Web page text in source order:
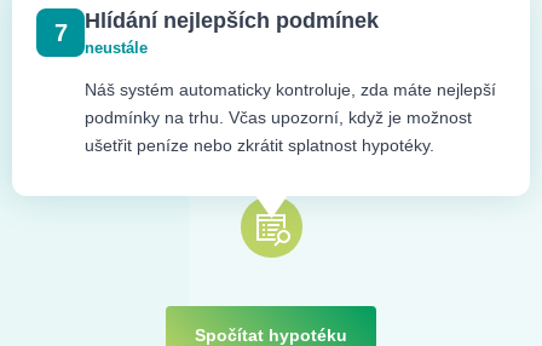
7 Hlídání nejlepších podmínek
neustále
Náš systém automaticky kontroluje, zda máte nejlepší
podmínky na trhu. Včas upozorní, když je možnost
ušetřit peníze nebo zkrátit splatnost hypotéky.
Spočítat hypotéku